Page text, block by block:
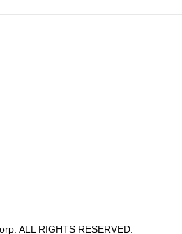
ALL RIGHTS RESERVED.